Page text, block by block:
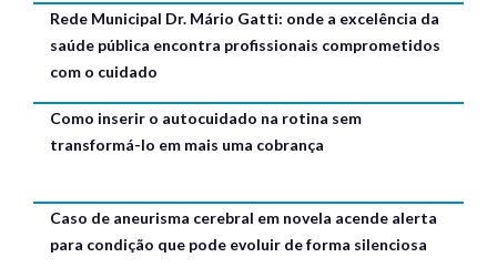
Rede Municipal Dr. Mário Gatti: onde a excelência da
saúde pública encontra profissionais comprometidos
com o cuidado
Como inserir o autocuidado na rotina sem
transformá-lo em mais uma cobrança
Caso de aneurisma cerebral em novela acende alerta
para condição que pode evoluir de forma silenciosa